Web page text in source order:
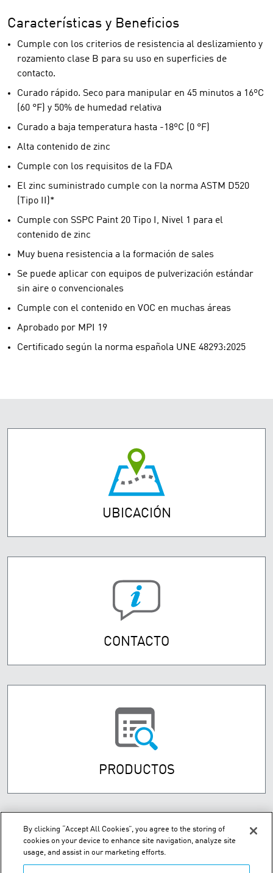
Características y Beneficios
Cumple con los criterios de resistencia al deslizamiento y
rozamiento clase B para su uso en superficies de
contacto.
Curado rápido. Seco para manipular en 45 minutos a 16ºC
(60 °F) y 50% de humedad relativa
Curado a baja temperatura hasta -18ºC (0 °F)
Alta contenido de zinc
Cumple con los requisitos de la FDA
El zinc suministrado cumple con la norma ASTM D520
(Tipo II)*
Cumple con SSPC Paint 20 Tipo I, Nivel 1 para el
contenido de zinc
Muy buena resistencia a la formación de sales
Se puede aplicar con equipos de pulverización estándar
sin aire o convencionales
Cumple con el contenido en VOC en muchas áreas
Aprobado por MPI 19
Certificado según la norma española UNE 48293:2025
UBICACIÓN
CONTACTO
PRODUCTOS
By clicking “Accept All Cookies”, you agree to the storing of
cookies on your device to enhance site navigation, analyze site
usage, and assist in our marketing efforts.